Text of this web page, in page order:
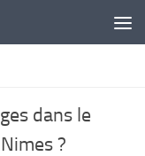
dans le
?